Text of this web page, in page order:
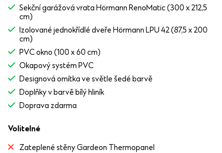
Sekční garážová vrata Hörmann RenoMatic (300 x 212,5
cm)
Izolované jednokřídlé dveře Hörmann LPU 42 (87,5 x 200
cm)
PVC okno (100 x 60 cm)
Okapový systém PVC
Designová omítka ve světle šedé barvě
Doplňky v barvě bílý hliník
Doprava zdarma
Volitelné
Zateplené stěny Gardeon Thermopanel